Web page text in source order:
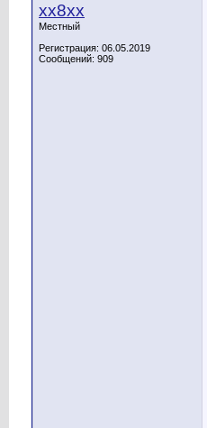
хх8хх
Местный
Регистрация: 06.05.2019
Сообщений: 909